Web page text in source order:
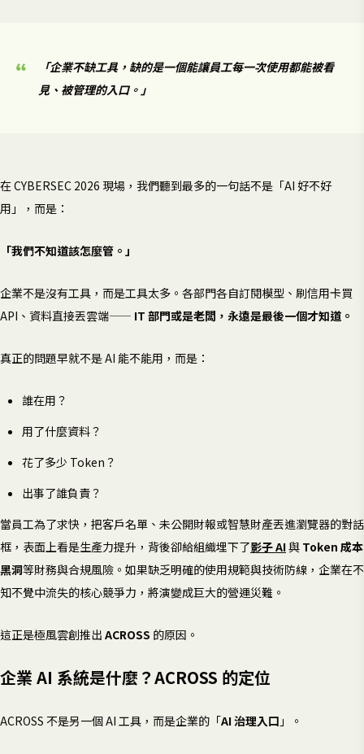
「企業不缺工具，缺的是一個能讓員工每一次使用都能被看
見、被管理的入口。」
在 CYBERSEC 2026 現場，我們聽到最多的一句話不是「AI 好不好
用」，而是：
「我們不知道該怎麼管。」
企業不是沒有工具，而是工具太多。各部門各自訂閱模型、刷信用卡買
API、資料直接丟雲端—— IT 部門或是老闆，永遠是最後一個才知道。
真正的問題早就不是 AI 能不能用，而是：
誰在用？
用了什麼資料？
花了多少 Token？
出事了誰負責？
當員工為了求快，把客戶名單、未公開財報或智慧財產丟進瀏覽器的對話
框，表面上看是生產力提升，背後卻給組織埋下了影子 AI與 Token 成本
黑洞等財務與合規風險。如果缺乏明確的使用規範與技術防線，企業在不
知不覺中流失的核心競爭力，將演變成巨大的營運災難。
這正是極風雲創推出 ACROSS 的原因。
企業 AI 系統是什麼？ACROSS 的定位
ACROSS 不是另一個 AI 工具，而是企業的「AI 治理入口 」。